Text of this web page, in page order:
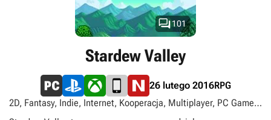
101
Stardew Valley
26 lutego 2016RPG
2D, Fantasy, Indie, Internet, Kooperacja, Multiplayer, PC Game
Pass, Przytulne, Rolnicze, Romanse, Sandbox, Singleplayer,